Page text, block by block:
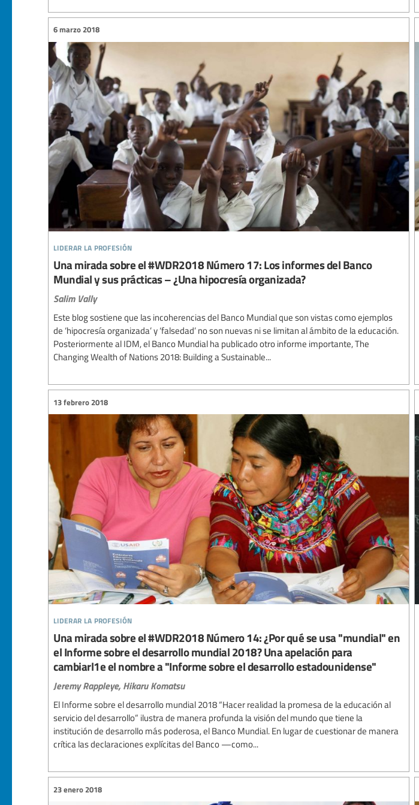
liderar la profesión
6 marzo 2018
Una mirada sobre el #WDR2018 Número 17: Los informes del Banco
Mundial y sus prácticas – ¿Una hipocresía organizada?
Salim Vally
Este blog sostiene que las incoherencias del Banco Mundial que son vistas como ejemplos
de ‘hipocresía organizada’ y ‘falsedad’ no son nuevas ni se limitan al ámbito de la educación.
Posteriormente al IDM, el Banco Mundial ha publicado otro informe importante, The
Changing Wealth of Nations 2018: Building a Sustainable...
liderar la profesión
13 febrero 2018
Una mirada sobre el #WDR2018 Número 14: ¿Por qué se usa "mundial" en
el Informe sobre el desarrollo mundial 2018? Una apelación para
cambiarl1e el nombre a "Informe sobre el desarrollo estadounidense"
Jeremy Rappleye, Hikaru Komatsu
El Informe sobre el desarrollo mundial 2018 “Hacer realidad la promesa de la educación al
servicio del desarrollo” ilustra de manera profunda la visión del mundo que tiene la
institución de desarrollo más poderosa, el Banco Mundial. En lugar de cuestionar de manera
crítica las declaraciones explícitas del Banco —como...
23 enero 2018